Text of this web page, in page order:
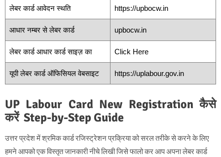
लेबर कार्ड आवेदन स्थति https://upbocw.in
आधार नम्बर से लेबर कार्ड upbocw.in
लेबर कार्ड आधार कार्ड साइज़ का Click Here
यूपी लेबर कार्ड ऑफिसियल वेबसाइट https://uplabour.gov.in
UP Labour Card New Registration कैसे
करें Step-by-Step Guide
उत्तर प्रदेश में श्रमिक कार्ड रजिस्ट्रेशन प्रक्रिया को सरल तरीके से करने के लिए
हमने आपको एक विस्तृत जानकारी नीचे लिखी जिसे फालो कर आप अपना लेबर कार्ड